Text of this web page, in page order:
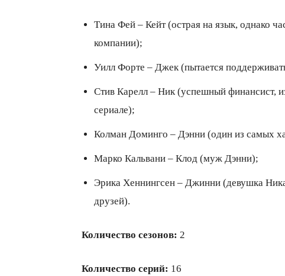
Тина Фей – Кейт (острая на язык, однако
компании);
Уилл Форте – Джек (пытается
Стив Карелл – Ник (успешный финансист,
сериале);
Колман Доминго – Дэнни (один из самых
Марко Кальвани – Клод (муж Дэнни);
Эрика Хеннингсен – Джинни (девушка
друзей).
Количество сезонов: 2
Количество серий: 16